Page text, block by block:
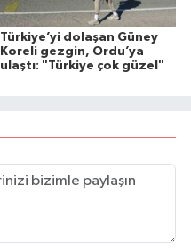
Türkiye’yi dolaşan Güney
Koreli gezgin, Ordu’ya
ulaştı: "Türkiye çok güzel"